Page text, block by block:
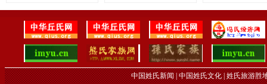
中国姓氏新闻|中国姓氏文化|姓氏旅游胜